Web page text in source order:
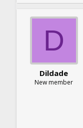
D
Dildade
New member